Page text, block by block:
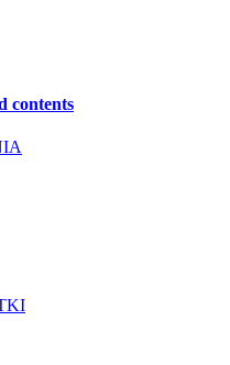
contents